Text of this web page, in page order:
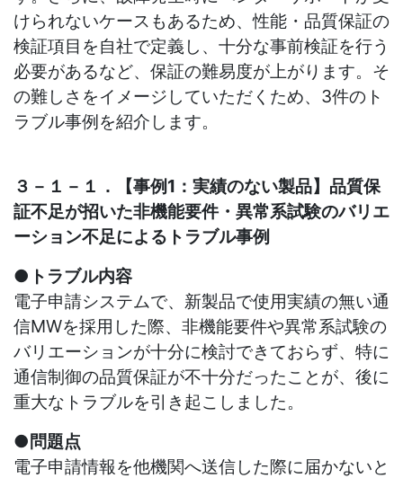
けられないケースもあるため、性能・品質保証の
検証項目を自社で定義し、十分な事前検証を行う
必要があるなど、保証の難易度が上がります。そ
の難しさをイメージしていただくため、 3件のト
ラブル事例を紹介します。
３－１－１．【事例1：実績のない製品】品質保
証不足が招いた非機能要件・異常系試験のバリエ
ーション不足によるトラブル事例
●トラブル内容
電子申請システムで、新製品で使用実績の無い通
信MWを採用した際、非機能要件や異常系試験の
バリエーションが十分に検討できておらず、特に
通信制御の品質保証が不十分だったことが、後に
重大なトラブルを引き起こしました。
●問題点
電子申請情報を他機関へ送信した際に届かないと